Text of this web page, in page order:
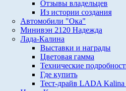
Отзывы владельцев
Из истории создания
Автомобили "Ока"
Минивэн 2120 Надежда
Лада-Калина
Выставки и награды
Цветовая гамма
Технические
Где купить
Тест-драйв LADA Kalina